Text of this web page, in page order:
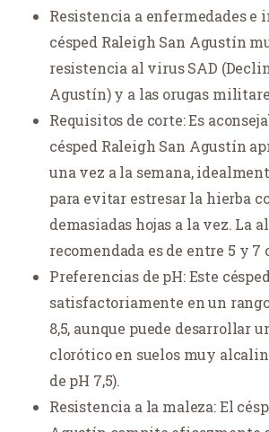
Resistencia a enfermedades e
césped Raleigh San Agustín
resistencia al virus SAD
Agustín) y a las orugas
Requisitos de corte: Es
césped Raleigh San Agustín
una vez a la semana,
para evitar estresar la hierba
demasiadas hojas a la vez. La
recomendada es de entre 5 y 7
Preferencias de pH: Este
satisfactoriamente en un rango
8,5, aunque puede desarrollar
clorótico en suelos muy
de pH 7,5).
Resistencia a la maleza: El